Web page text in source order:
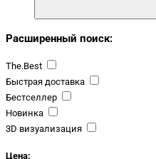
Расширенный поиск:
The.Best
Быстрая доставка
Бестселлер
Новинка
3D визуализация
Цена: